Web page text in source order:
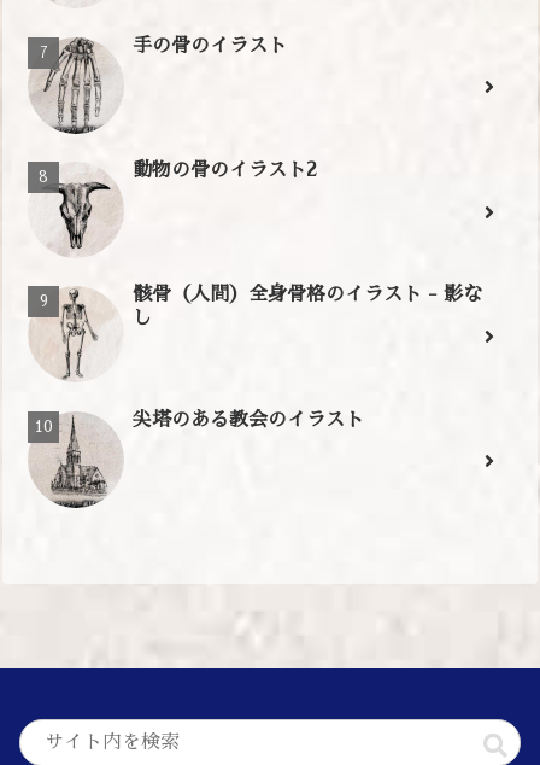
手の骨のイラスト
動物の骨のイラスト2
骸骨（人間）全身骨格のイラスト - 影な
し
尖塔のある教会のイラスト